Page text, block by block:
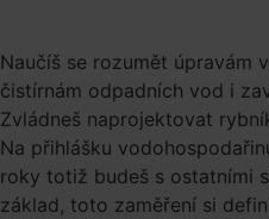
Naučíš se rozumět úpravám
čistírnám odpadních vod i
Zvládneš naprojektovat
Na přihlášku
roky totiž budeš s ostatními
základ, toto zaměření si